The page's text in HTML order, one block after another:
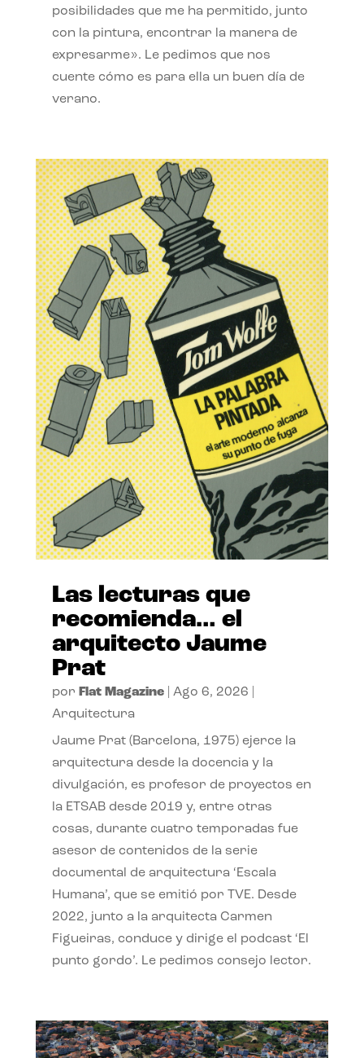
posibilidades que me ha permitido, junto
con la pintura, encontrar la manera de
expresarme». Le pedimos que nos
cuente cómo es para ella un buen día de
verano.
Las lecturas que
recomienda… el
arquitecto Jaume
Prat
por Flat Magazine| Ago 6, 2026
Arquitectura
Jaume Prat (Barcelona, 1975) ejerce la
arquitectura desde la docencia y la
divulgación, es profesor de proyectos en
la ETSAB desde 2019 y, entre otras
cosas, durante cuatro temporadas fue
asesor de contenidos de la serie
documental de arquitectura ‘Escala
Humana’, que se emitió por TVE. Desde
2022, junto a la arquitecta Carmen
Figueiras, conduce y dirige el podcast ‘El
punto gordo’. Le pedimos consejo lector.